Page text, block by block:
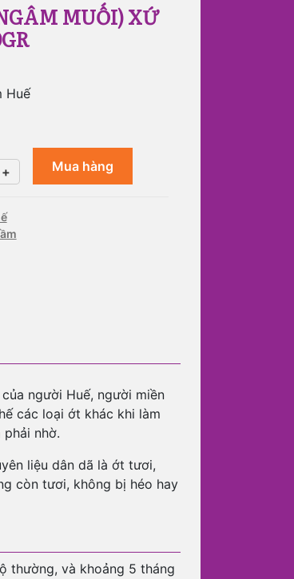
MUỐI) XỨ
Huế
+ Mua hàng
người Huế, người miền
các loại ớt khác khi làm
nhờ.
liệu dân dã là ớt tươi,
còn tươi, không bị héo hay
thường, và khoảng 5 tháng